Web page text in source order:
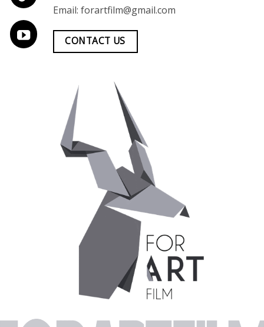
Email: forartfilm@gmail.com
CONTACT US